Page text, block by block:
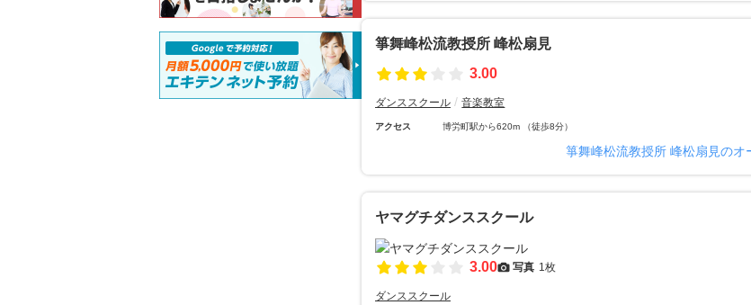
箏舞峰松流教授所 峰松扇見
3.00
ダンススクール 音楽教室
アクセス 博労町駅から620m （徒歩8分）
箏舞峰松流教授所 峰松扇見のオ
ヤマグチダンススクール
3.00 写真 1枚
ダンススクール